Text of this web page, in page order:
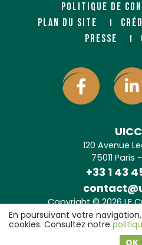
POLITIQUE DE
PLAN DU SITE
PRESSE
120 Avenue
75011 Paris
+33 1 43
Copyright © 2026 LE
Agence web
En poursuivant votre
cookies. Consultez notre
OK